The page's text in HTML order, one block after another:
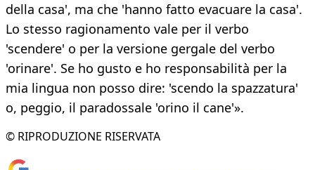
della casa', ma che 'hanno fatto evacuare la casa'.
Lo stesso ragionamento vale per il verbo
'scendere' o per la versione gergale del verbo
'orinare'. Se ho gusto e ho responsabilità per la
mia lingua non posso dire: 'scendo la spazzatura'
o, peggio, il paradossale 'orino il cane'».
© RIPRODUZIONE RISERVATA